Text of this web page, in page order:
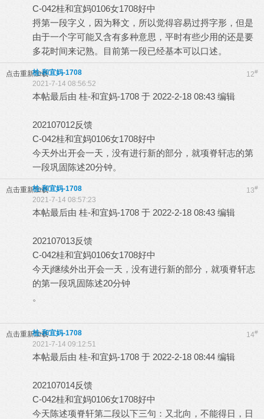
C-042桂和宜妈0106女1708好中
捋第一段字义，因为释文，所以觉得容易过捋字形，但是
由于一个字可能又含有多种意思，平时有些少用的还是要
多花时间来记熟。目前第一段已经基本可以口述。
点击重新加载 12#
桂-和宜妈-1708
2021-7-14 08:56:52
本帖最后由 桂-和宜妈-1708 于 2022-2-18 08:43 编辑
202107012反馈
C-042桂和宜妈0106女1708好中
今天外出开会一天，没有进行新的部分，就项脊轩志的第
一段巩固陈述20分钟。
点击重新加载 13#
桂-和宜妈-1708
2021-7-14 08:57:23
本帖最后由 桂-和宜妈-1708 于 2022-2-18 08:43 编辑
202107013反馈
C-042桂和宜妈0106女1708好中
今天j继续外出开会一天，没有进行新的部分，就项脊轩志
的第一段巩固陈述20分钟
。
点击重新加载 14#
桂-和宜妈-1708
2021-7-14 09:12:51
本帖最后由 桂-和宜妈-1708 于 2022-2-18 08:44 编辑
202107014反馈
C-042桂和宜妈0106女1708好中
今天陈述项脊轩第二段以下三句：又北向，不能得日，日